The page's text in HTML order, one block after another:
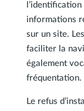
informations
sur un site.
faciliter la
également
fréquentation.
Le refus